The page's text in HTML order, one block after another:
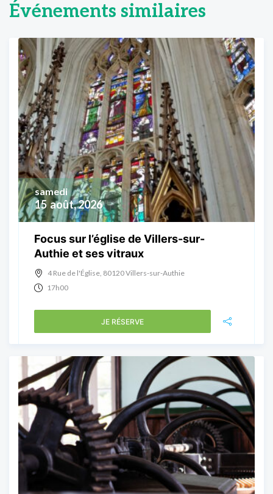
Événements similaires
15 août, 2026
samedi
Focus sur l’église de Villers-sur-
Authie et ses vitraux
4 Rue de l'Église, 80120 Villers-sur-Authie
17h00
JE RÉSERVE